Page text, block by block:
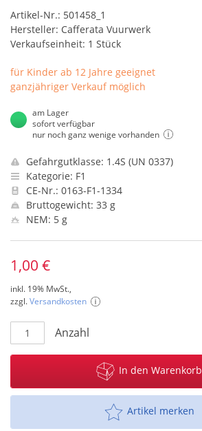
Artikel-Nr.: 501458_1
Hersteller: Cafferata Vuurwerk
Verkaufseinheit: 1 Stück
für Kinder ab 12 Jahre geeignet
ganzjähriger Verkauf möglich
am Lager
sofort verfügbar
nur noch ganz wenige vorhanden
Gefahrgutklasse: 1.4S (UN 0337)
Kategorie: F1
CE-Nr.: 0163-F1-1334
Bruttogewicht: 33 g
NEM: 5 g
1,00 €
inkl. 19% MwSt.,
zzgl.Versandkosten
Anzahl
In den Warenkorb
Artikel merken